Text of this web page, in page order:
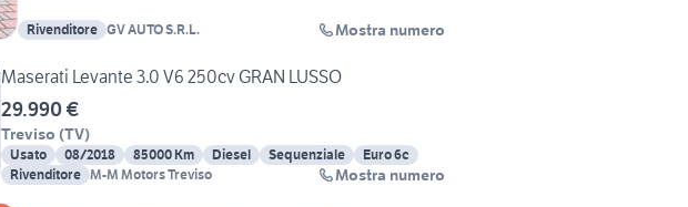
Rivenditore GV AUTO S.R.L. Mostra numero
Maserati Levante 3.0 V6 250cv GRAN LUSSO
29.990 €
Treviso (TV)
Usato 08/2018 85000 Km Diesel Sequenziale
Euro 6c
Rivenditore M-M Motors Treviso Mostra numero